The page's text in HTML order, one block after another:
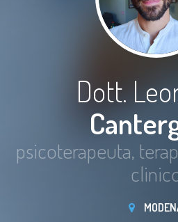
Dott.
psicoterapeuta,